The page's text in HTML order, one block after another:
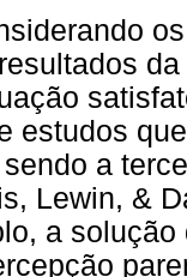
estudos
a
Lewin, &
a